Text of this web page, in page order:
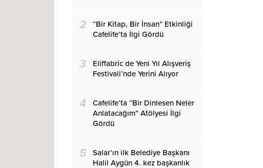
2
“Bir Kitap, Bir İnsan” Etkinliği
Cafelife’ta İlgi Gördü
3
Eliffabric de Yeni Yıl Alışveriş
Festivali’nde Yerini Alıyor
4
Cafelife’ta “Bir Dinlesen Neler
Anlatacağım” Atölyesi İlgi
Gördü
5
Salar’ın ilk Belediye Başkanı
Halil Aygün 4. kez başkanlık